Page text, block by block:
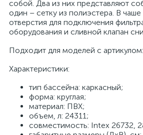
собой. Два из них представляют
один – сетку из полиэстера. В
отверстия для подключения
оборудования и сливной клапан
Подходит для моделей с
Характеристики:
тип бассейна: каркасный;
форма: круглая;
материал: ПВХ;
объем, л: 24311;
совместимость: Intex 26732,